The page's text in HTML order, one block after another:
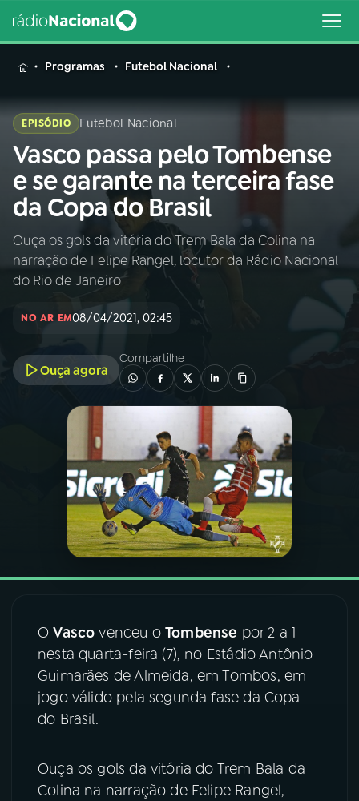
MENU
Buscar
na
Rádio
Nacional
Buscar
AO VIVO
PROGRAMAS
PODCASTS
VIDEOCASTS
08 FESTIVAL DE MÚSICA
ACOMPANHE A RÁDIO NACIONAL
Instagram X
Programas Futebol Nacional
EPISÓDIO Futebol Nacional
Vasco passa pelo Tombense
e se garante na terceira fase
da Copa do Brasil
Ouça os gols da vitória do Trem Bala da Colina na
narração de Felipe Rangel, locutor da Rádio Nacional
do Rio de Janeiro
NO AR EM08/04/2021, 02:45
Ouça agora
Compartilhe
OVasco venceu oTombense por 2 a 1
nesta quarta-feira (7), no Estádio Antônio
Guimarães de Almeida, em Tombos, em
jogo válido pela segunda fase da Copa
do Brasil.
Ouça os gols da vitória do Trem Bala da
Colina na narração de Felipe Rangel,